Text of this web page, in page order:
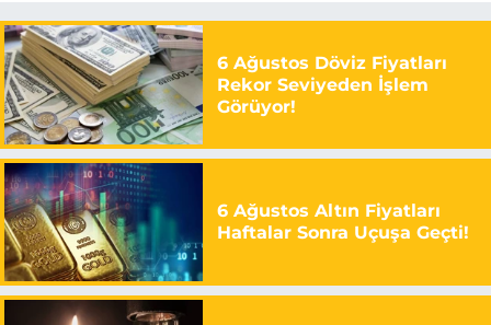
6 Ağustos Döviz Fiyatları
Rekor Seviyeden İşlem
Görüyor!
6 Ağustos Altın Fiyatları
Haftalar Sonra Uçuşa Geçti!